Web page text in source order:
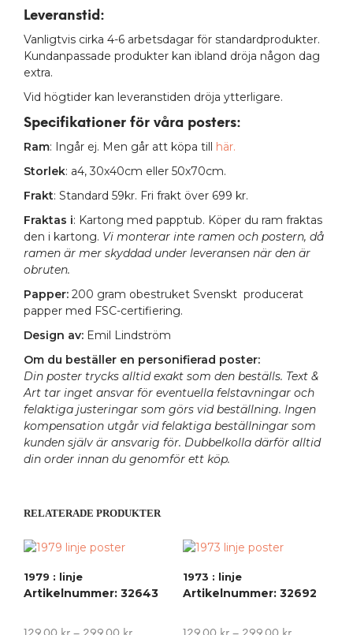
Leveranstid:
Vanligtvis cirka 4-6 arbetsdagar för standardprodukter.
Kundanpassade produkter kan ibland dröja någon dag
extra.
Vid högtider kan leveranstiden dröja ytterligare.
Specifikationer för våra posters:
Ram: Ingår ej. Men går att köpa till här.
Storlek: a4, 30x40cm eller 50x70cm.
Frakt: Standard 59kr. Fri frakt över 699 kr.
Fraktas i: Kartong med papptub. Köper du ram fraktas
den i kartong. Vi monterar inte ramen och postern, då
ramen är mer skyddad under leveransen när den är
obruten.
Papper: 200 gram obestruket Svenskt producerat
papper med FSC-certifiering.
Design av: Emil Lindström
Om du beställer en personifierad poster:
Din poster trycks alltid exakt som den beställs. Text &
Art tar inget ansvar för eventuella felstavningar och
felaktiga justeringar som görs vid beställning. Ingen
kompensation utgår vid felaktiga beställningar som
kunden själv är ansvarig för. Dubbelkolla därför alltid
din order innan du genomför ett köp.
RELATERADE PRODUKTER
1979 : linje
Artikelnummer: 32643
1973 : linje
Artikelnummer: 32692